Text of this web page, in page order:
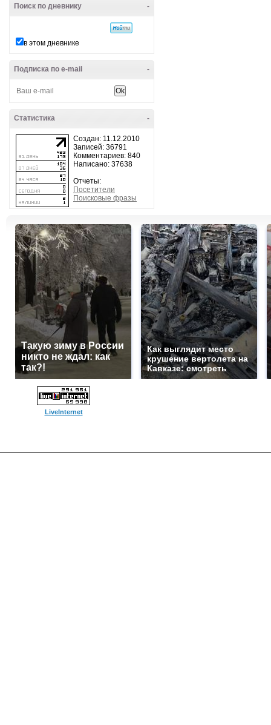
-
Поиск по дневнику
в этом дневнике
-
Подписка по e-mail
-
Статистика
Создан: 11.12.2010
Записей: 36791
Комментариев: 840
Написано: 37638
Отчеты:
Посетители
Поисковые фразы
Такую зиму в России
никто не ждал: как
так?!
Как выглядит место
крушение вертолета на
Кавказе: смотреть
LiveInternet